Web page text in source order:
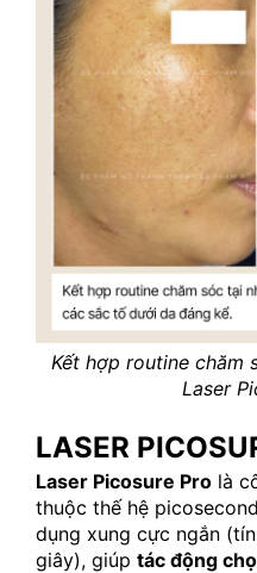
Kết hợp routine chăm
Laser
LASER
Laser Picosure Pro là
thuộc thế hệ
dụng xung cực ngắn
giây), giúp tác động